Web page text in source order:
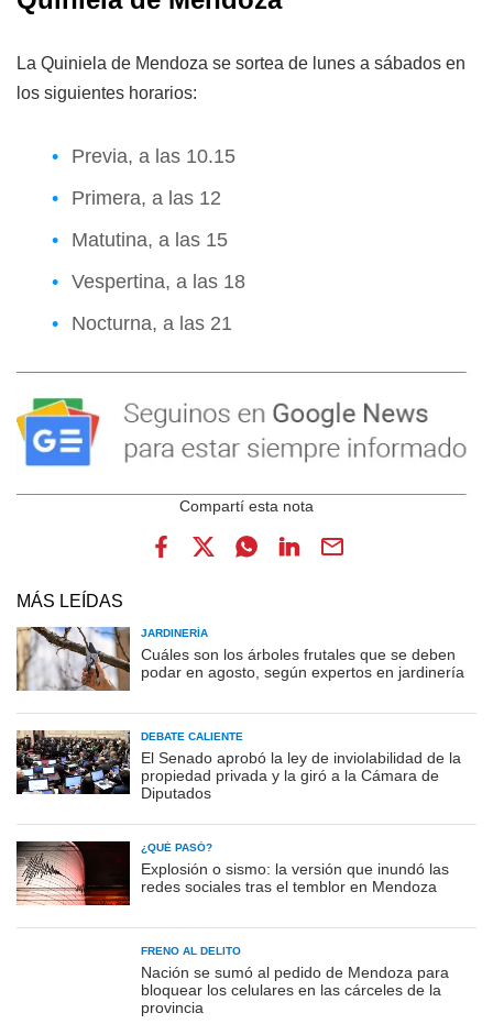
La Quiniela de Mendoza se sortea de lunes a sábados en
los siguientes horarios:
Previa, a las 10.15
Primera, a las 12
Matutina, a las 15
Vespertina, a las 18
Nocturna, a las 21
MÁS LEÍDAS
JARDINERÍA
Cuáles son los árboles frutales que se deben
podar en agosto, según expertos en jardinería
DEBATE CALIENTE
El Senado aprobó la ley de inviolabilidad de la
propiedad privada y la giró a la Cámara de
Diputados
¿QUÉ PASÓ?
Explosión o sismo: la versión que inundó las
redes sociales tras el temblor en Mendoza
FRENO AL DELITO
Nación se sumó al pedido de Mendoza para
bloquear los celulares en las cárceles de la
provincia